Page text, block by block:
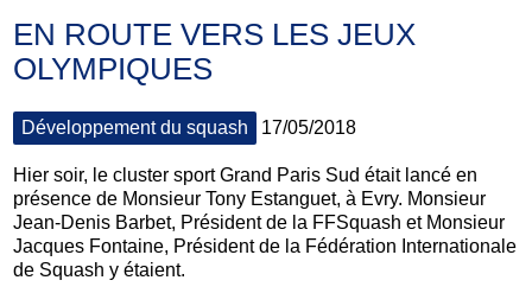
EN ROUTE VERS LES JEUX
OLYMPIQUES
Développement du squash 17/05/2018
Hier soir, le cluster sport Grand Paris Sud était lancé en
présence de Monsieur Tony Estanguet, à Evry. Monsieur
Jean-Denis Barbet, Président de la FFSquash et Monsieur
Jacques Fontaine, Président de la Fédération Internationale
de Squash y étaient.